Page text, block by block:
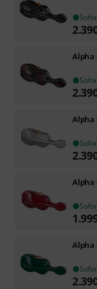
Alpha
Alpha
Alpha
Alpha